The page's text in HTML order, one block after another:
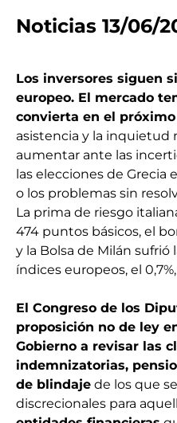
Noticias 13/06/
Los inversores siguen
europeo. El mercado
convierta en el
asistencia y la inquietud
aumentar ante las
las elecciones de Grecia
o los problemas sin
La prima de riesgo
474 puntos básicos, el
y la Bolsa de Milán sufrió
índices europeos, el
El Congreso de los
proposición no de ley
Gobierno a revisar las
indemnizatorias,
de blindaje de los que
discrecionales para